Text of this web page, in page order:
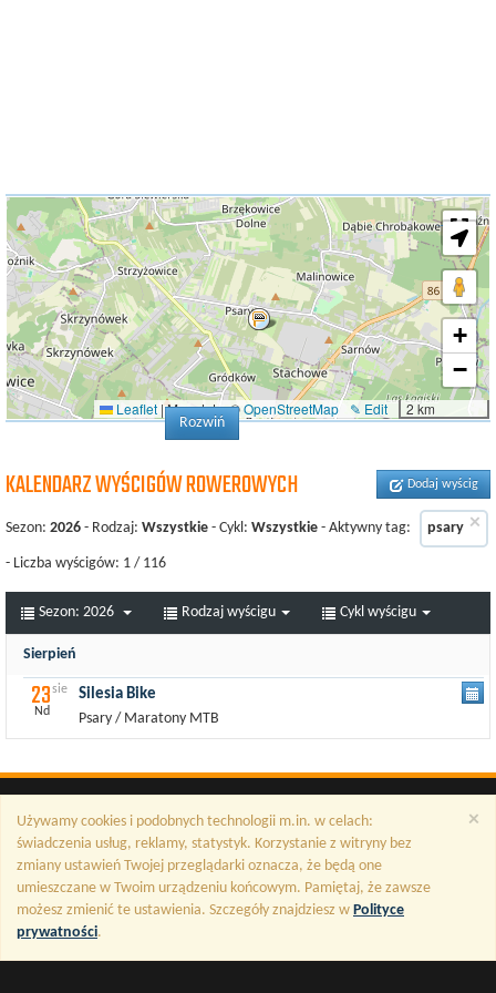
+
−
2 km
✎ Edit
Leaflet |Map data: ©OpenStreetMap
Rozwiń
KALENDARZ WYŚCIGÓW ROWEROWYCH Dodaj wyścig
Sezon: 2026 - Rodzaj: Wszystkie - Cykl: Wszystkie - Aktywny tag: psary ×
- Liczba wyścigów: 1 / 116
Sezon: 2026 Rodzaj wyścigu Cykl wyścigu
Sierpień
23sie
Nd
Silesia Bike
Psary / Maratony MTB
×
Używamy cookies i podobnych technologii m.in. w celach:
świadczenia usług, reklamy, statystyk. Korzystanie z witryny bez
zmiany ustawień Twojej przeglądarki oznacza, że będą one
umieszczane w Twoim urządzeniu końcowym. Pamiętaj, że zawsze
możesz zmienić te ustawienia. Szczegóły znajdziesz w Polityce
prywatności.